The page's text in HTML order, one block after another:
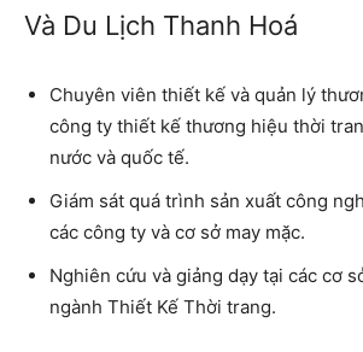
Và Du Lịch Thanh Hoá
Chuyên viên thiết kế và quản lý
công ty thiết kế thương hiệu thời
nước và quốc tế.
Giám sát quá trình sản xuất công
các công ty và cơ sở may mặc.
Nghiên cứu và giảng dạy tại các cơ
ngành Thiết Kế Thời trang.